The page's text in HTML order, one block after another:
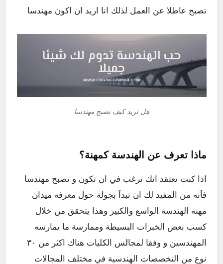
تصبح عاطلا عن العمل لذلك انا اريد ان اكون مهندسا
هل تريد كيف تصبح مهندسا
ماذا تعرف عن الهندسة كمهنة؟
اذا كنت تعتقد انك ترغب في ان تكون و تصبح مهندسا
فآنه من المفيد لك ان تبدآ بجولة حول معرفة ميدان
مهنه الهندسة الواسع والكبير وهذا يتحقق من خلال
كسب بعض الخبرات البسيطة وممارسة ما يمارسه
المهندسين و وفقا لمجالس الكليات هناك اكثر من ٣٠
نوع من التخصصات الهندسية في مختلف المجالات